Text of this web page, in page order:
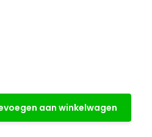
aan winkelwagen